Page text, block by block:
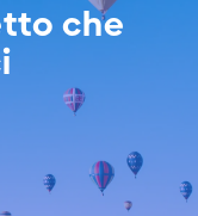
che